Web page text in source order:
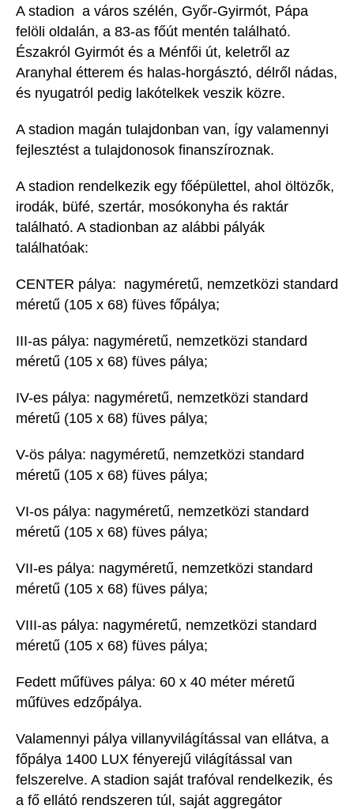
A stadion a város szélén, Győr-Gyirmót, Pápa
felöli oldalán, a 83-as főút mentén található.
Északról Gyirmót és a Ménfői út, keletről az
Aranyhal étterem és halas-horgásztó, délről nádas,
és nyugatról pedig lakótelkek veszik közre.
A stadion magán tulajdonban van, így valamennyi
fejlesztést a tulajdonosok finanszíroznak.
A stadion rendelkezik egy főépülettel, ahol öltözők,
irodák, büfé, szertár, mosókonyha és raktár
található. A stadionban az alábbi pályák
találhatóak:
CENTER pálya: nagyméretű, nemzetközi standard
méretű (105 x 68) füves főpálya;
III-as pálya: nagyméretű, nemzetközi standard
méretű (105 x 68) füves pálya;
IV-es pálya: nagyméretű, nemzetközi standard
méretű (105 x 68) füves pálya;
V-ös pálya: nagyméretű, nemzetközi standard
méretű (105 x 68) füves pálya;
VI-os pálya: nagyméretű, nemzetközi standard
méretű (105 x 68) füves pálya;
VII-es pálya: nagyméretű, nemzetközi standard
méretű (105 x 68) füves pálya;
VIII-as pálya: nagyméretű, nemzetközi standard
méretű (105 x 68) füves pálya;
Fedett műfüves pálya: 60 x 40 méter méretű
műfüves edzőpálya.
Valamennyi pálya villanyvilágítással van ellátva, a
főpálya 1400 LUX fényerejű világítással van
felszerelve. A stadion saját trafóval rendelkezik, és
a fő ellátó rendszeren túl, saját aggregátor